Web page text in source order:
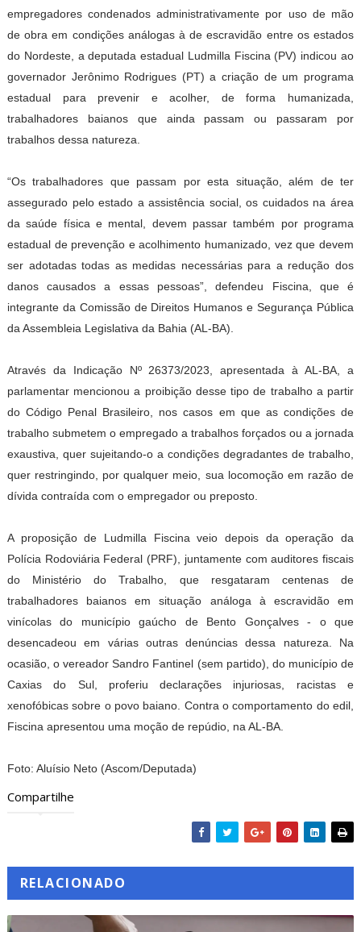
empregadores condenados administrativamente por uso de mão
de obra em condições análogas à de escravidão entre os estados
do Nordeste, a deputada estadual Ludmilla Fiscina (PV) indicou ao
governador Jerônimo Rodrigues (PT) a criação de um programa
estadual para prevenir e acolher, de forma humanizada,
trabalhadores baianos que ainda passam ou passaram por
trabalhos dessa natureza.
“Os trabalhadores que passam por esta situação, além de ter
assegurado pelo estado a assistência social, os cuidados na área
da saúde física e mental, devem passar também por programa
estadual de prevenção e acolhimento humanizado, vez que devem
ser adotadas todas as medidas necessárias para a redução dos
danos causados a essas pessoas”, defendeu Fiscina, que é
integrante da Comissão de Direitos Humanos e Segurança Pública
da Assembleia Legislativa da Bahia (AL-BA).
Através da Indicação Nº 26373/2023, apresentada à AL-BA, a
parlamentar mencionou a proibição desse tipo de trabalho a partir
do Código Penal Brasileiro, nos casos em que as condições de
trabalho submetem o empregado a trabalhos forçados ou a jornada
exaustiva, quer sujeitando-o a condições degradantes de trabalho,
quer restringindo, por qualquer meio, sua locomoção em razão de
dívida contraída com o empregador ou preposto.
A proposição de Ludmilla Fiscina veio depois da operação da
Polícia Rodoviária Federal (PRF), juntamente com auditores fiscais
do Ministério do Trabalho, que resgataram centenas de
trabalhadores baianos em situação análoga à escravidão em
vinícolas do município gaúcho de Bento Gonçalves - o que
desencadeou em várias outras denúncias dessa natureza. Na
ocasião, o vereador Sandro Fantinel (sem partido), do município de
Caxias do Sul, proferiu declarações injuriosas, racistas e
xenofóbicas sobre o povo baiano. Contra o comportamento do edil,
Fiscina apresentou uma moção de repúdio, na AL-BA.
Foto: Aluísio Neto (Ascom/Deputada)
Compartilhe
RELACIONADO